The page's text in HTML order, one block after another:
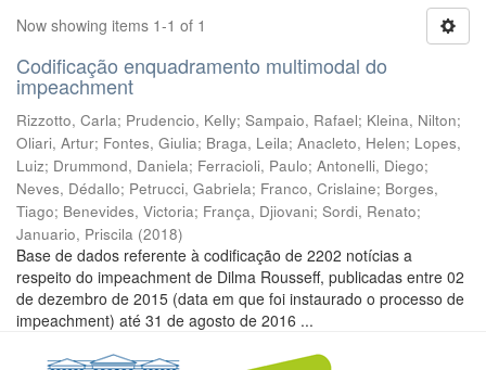
Now showing items 1-1 of 1
Codificação enquadramento multimodal do
impeachment
Rizzotto, Carla; Prudencio, Kelly; Sampaio, Rafael; Kleina, Nilton;
Oliari, Artur; Fontes, Giulia; Braga, Leila; Anacleto, Helen; Lopes,
Luiz; Drummond, Daniela; Ferracioli, Paulo; Antonelli, Diego;
Neves, Dédallo; Petrucci, Gabriela; Franco, Crislaine; Borges,
Tiago; Benevides, Victoria; França, Djiovani; Sordi, Renato;
Januario, Priscila (2018)
Base de dados referente à codificação de 2202 notícias a
respeito do impeachment de Dilma Rousseff, publicadas entre 02
de dezembro de 2015 (data em que foi instaurado o processo de
impeachment) até 31 de agosto de 2016 ...